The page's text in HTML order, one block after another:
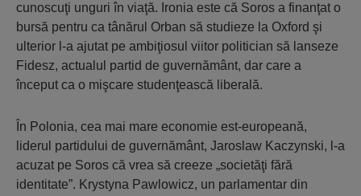
cunoscuţi unguri în viaţă. Ironia este că Soros a finanţat o
bursă pentru ca tânărul Orban să studieze la Oxford şi
ulterior l-a ajutat pe ambiţiosul viitor politician să lanseze
Fidesz, actualul partid de guvernământ, dar care a
început ca o mişcare studenţească liberală.
În Polonia, cea mai mare economie est-europeană,
liderul partidului de guvernământ, Jaroslaw Kaczynski, l-a
acuzat pe Soros că vrea să creeze „societăţi fără
identitate”. Krystyna Pawlowicz, un parlamentar din